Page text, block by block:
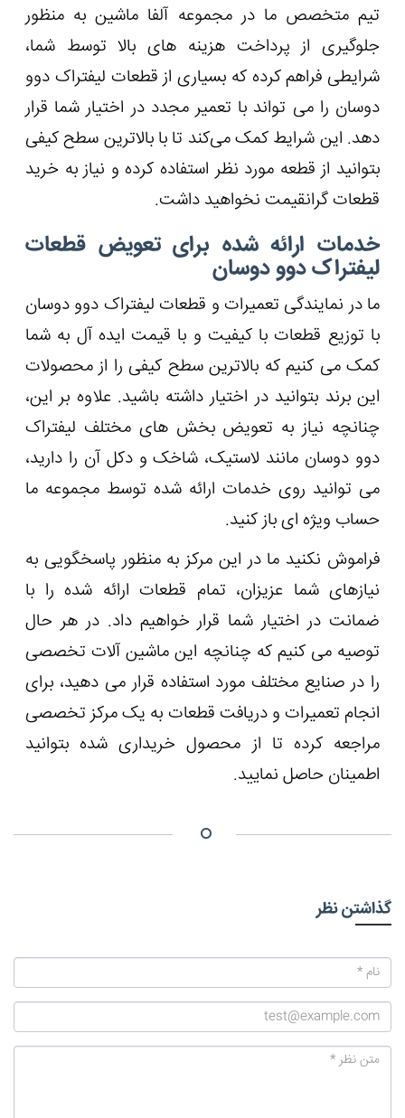
تیم متخصص ما در مجموعه آلفا ماشین به منظور
جلوگیری از پرداخت هزینه های بالا توسط شما،
شرایطی فراهم کرده که بسیاری از قطعات لیفتراک دوو
دوسان را می ‌تواند با تعمیر مجدد در اختیار شما قرار
دهد. این شرایط کمک می‌کند تا با بالاترین سطح کیفی
بتوانید از قطعه مورد نظر استفاده کرده و نیاز به خرید
قطعات گرانقیمت نخواهید داشت.
خدمات ارائه شده برای تعویض قطعات
لیفتراک دوو دوسان
ما در نمایندگی تعمیرات و قطعات لیفتراک دوو دوسان
با توزیع قطعات با کیفیت و با قیمت ایده آل به شما
کمک می کنیم که بالاترین سطح کیفی را از محصولات
این برند بتوانید در اختیار داشته باشید. علاوه بر این،
چنانچه نیاز به تعویض بخش ‌های مختلف لیفتراک
دوو دوسان مانند لاستیک، شاخک و دکل آن را دارید،
می توانید روی خدمات ارائه شده توسط مجموعه ما
حساب ویژه ای باز کنید.
فراموش نکنید ما در این مرکز به منظور پاسخگویی به
نیازهای شما عزیزان، تمام قطعات ارائه شده را با
ضمانت در اختیار شما قرار خواهیم داد. در هر حال
توصیه می کنیم که چنانچه این ماشین آلات تخصصی
را در صنایع مختلف مورد استفاده قرار می دهید، برای
انجام تعمیرات و دریافت قطعات به یک مرکز تخصصی
مراجعه کرده تا از محصول خریداری شده بتوانید
اطمینان حاصل نمایید.
گذاشتن نظر